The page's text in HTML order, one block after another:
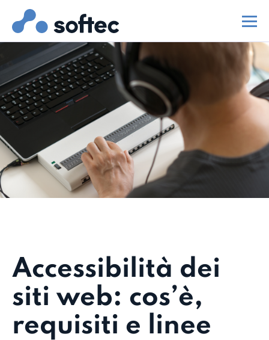
Accessibilità dei
siti web: cos’è,
requisiti e linee